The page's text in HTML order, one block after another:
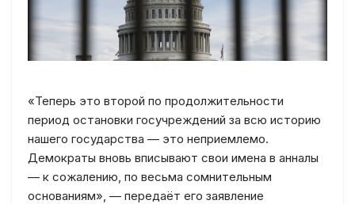
«Теперь это второй по продолжительности
период остановки госучреждений за всю историю
нашего государства — это неприемлемо.
Демократы вновь вписывают свои имена в анналы
— к сожалению, по весьма сомнительным
основаниям», — передаёт его заявление